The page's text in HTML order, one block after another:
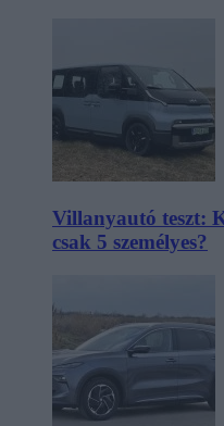
Villanyautó teszt:
csak 5 személyes?